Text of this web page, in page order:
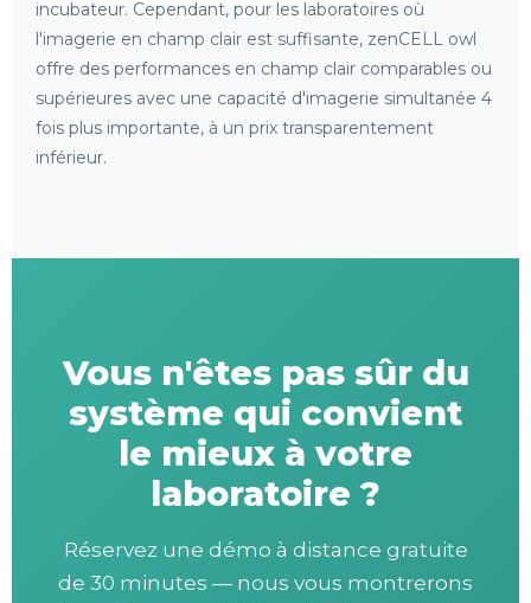
incubateur. Cependant, pour les laboratoires où
l'imagerie en champ clair est suffisante, zenCELL owl
offre des performances en champ clair comparables ou
supérieures avec une capacité d'imagerie simultanée 4
fois plus importante, à un prix transparentement
inférieur.
Vous n'êtes pas sûr du
système qui convient
le mieux à votre
laboratoire ?
Réservez une démo à distance gratuite
de 30 minutes — nous vous montrerons